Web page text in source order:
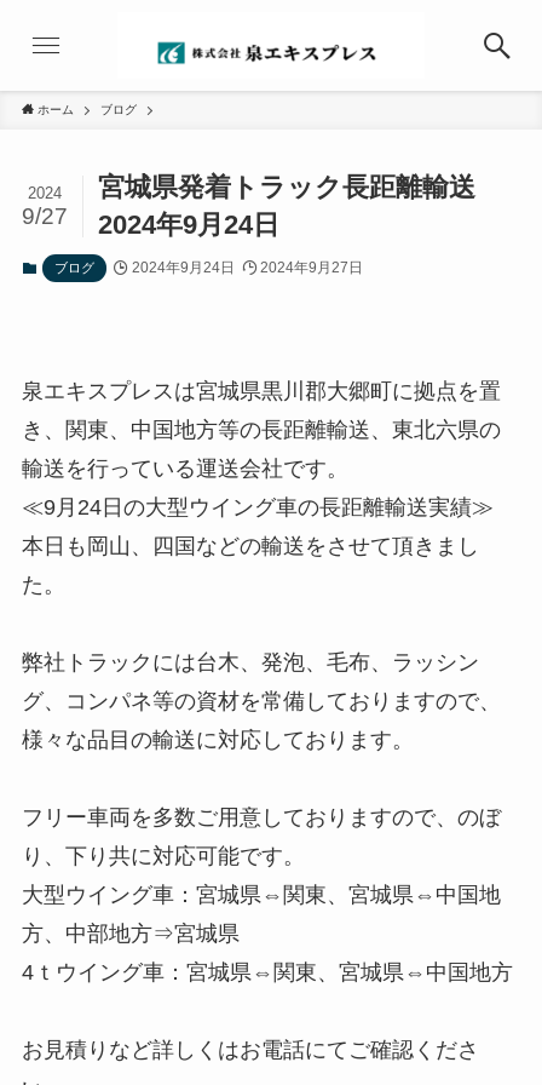
ホーム ブログ
宮城県発着トラック長距離輸送
2024年9月24日
2024
9/27
ブログ 2024年9月24日 2024年9月27日
泉エキスプレスは宮城県黒川郡大郷町に拠点を置
き、関東、中国地方等の長距離輸送、東北六県の
輸送を行っている運送会社です。
≪9月24日の大型ウイング車の長距離輸送実績≫
本日も岡山、四国などの輸送をさせて頂きまし
た。
弊社トラックには台木、発泡、毛布、ラッシン
グ、コンパネ等の資材を常備しておりますので、
様々な品目の輸送に対応しております。
フリー車両を多数ご用意しておりますので、のぼ
り、下り共に対応可能です。
大型ウイング車：宮城県⇔関東、宮城県⇔中国地
方、中部地方⇒宮城県
4ｔウイング車：宮城県⇔関東、宮城県⇔中国地方
お見積りなど詳しくはお電話にてご確認くださ